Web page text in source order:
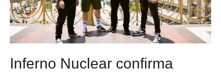
Inferno Nuclear confirma